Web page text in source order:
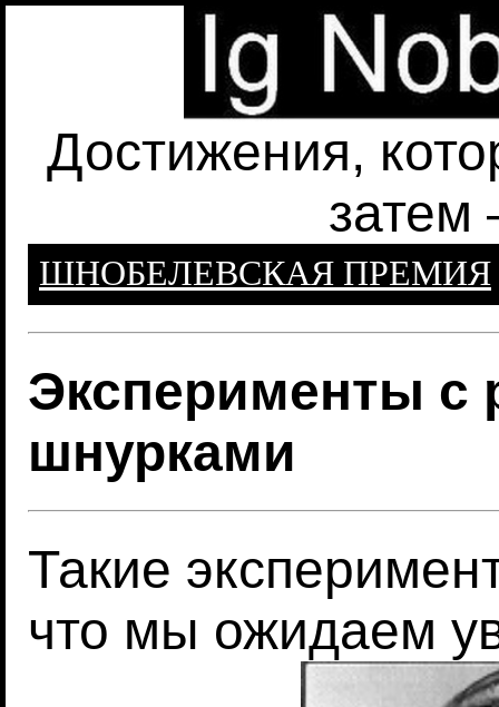
Достижения,
затем
ШНОБЕЛЕВСКАЯ ПРЕМИЯ
Эксперименты с
шнурками
Такие
что мы ожидаем